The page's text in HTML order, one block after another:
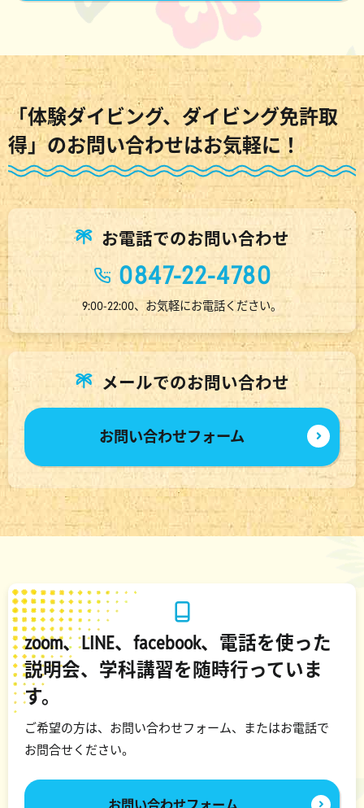
「体験ダイビング、ダイビング免許取
得」のお問い合わせはお気軽に！
お電話でのお問い合わせ
0847-22-4780
9:00-22:00、お気軽にお電話ください。
メールでのお問い合わせ
お問い合わせフォーム
zoom、LINE、facebook、電話を使った
説明会、学科講習を随時行っていま
す。
ご希望の方は、お問い合わせフォーム、またはお電話で
お問合せください。